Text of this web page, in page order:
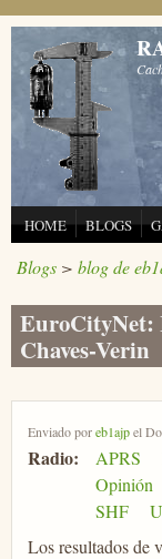
Pasar al contenido
HOME BLOGS
Blogs > blog de
EuroCityNet:
Chaves-Verin
Enviado poreb1ajpel
Radio: APRS
Opinión
SHF
Los resultados de